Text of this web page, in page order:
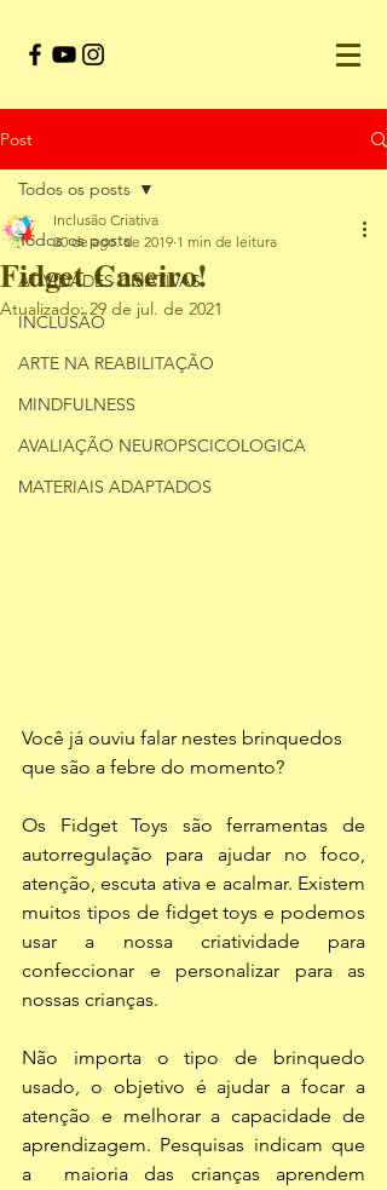
Post
Todos os posts
ATIVIDADES CRIATIVAS
INCLUSÃO
ARTE NA REABILITAÇÃO
MINDFULNESS
AVALIAÇÃO NEUROPSCICOLOGICA
MATERIAIS ADAPTADOS
Todos os posts
Fidget Caseiro!
Inclusão Criativa
20 de ago. de 2019 1 min de leitura
Atualizado:29 de jul. de 2021
Você já ouviu falar nestes brinquedos
que são a febre do momento?
Os Fidget Toys são ferramentas de
autorregulação para ajudar no foco,
atenção, escuta ativa e acalmar. Existem
muitos tipos de fidget toys e podemos
usar a nossa criatividade para
confeccionar e personalizar para as
nossas crianças.
Não importa o tipo de brinquedo
usado, o objetivo é ajudar a focar a
atenção e melhorar a capacidade de
aprendizagem. Pesquisas indicam que
a  maioria das crianças aprendem